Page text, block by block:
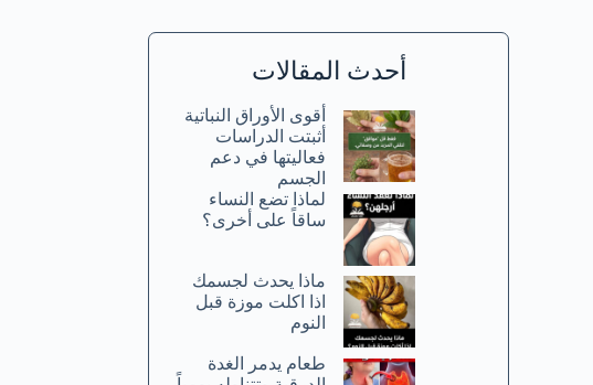
أحدث المقالات
أقوى الأوراق النباتية
أثبتت الدراسات
فعاليتها في دعم
الجسم
لماذا تضع النساء
ساقاً على أخرى؟
ماذا يحدث لجسمك
اذا اكلت موزة قبل
النوم
طعام يدمر الغدة